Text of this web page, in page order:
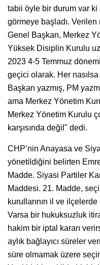
tabii öyle bir durum var ki
görmeye başladı.
Genel Başkan, Merkez
Yüksek Disiplin Kurulu
2023 4-5 Temmuz
geçici olarak. Her
Başkan yazmış, PM
ama Merkez Yönetim
Merkez Yönetim Kurulu
karşısında değil" dedi.
CHP’nin Anayasa ve
yönetildiğini belirten
Madde. Siyasi Partiler
Maddesi. 21. Madde,
kurullarının il ve
Varsa bir hukuksuzluk
hakim bir iptal kararı
aylık bağlayıcı süreler
süre olmamak üzere